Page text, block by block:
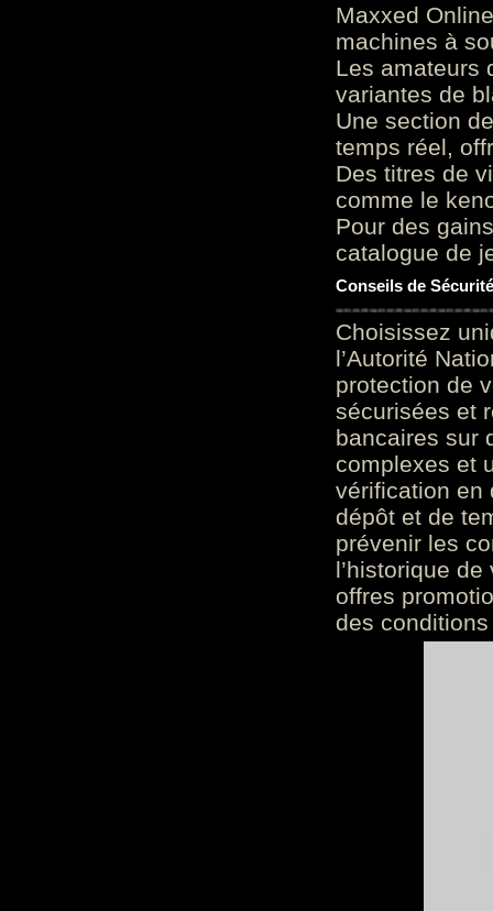
Maxxed
machines à
Les amateurs
variantes de
Une section
temps réel,
Des titres de
comme le
Pour des
catalogue de
Conseils de
Choisissez
l’Autorité
protection de
sécurisées et
bancaires sur
complexes et
vérification en
dépôt et de
prévenir les
l’historique
offres
des